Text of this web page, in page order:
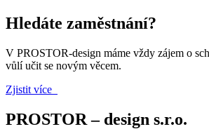
Hledáte zaměstnání?
V PROSTOR-design máme vždy zájem o
vůlí učit se novým věcem.
Zjistit více
PROSTOR – design s.r.o.